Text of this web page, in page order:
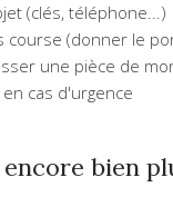
(clés, téléphone...)
course (donner le
une pièce de
cas d'urgence
bien